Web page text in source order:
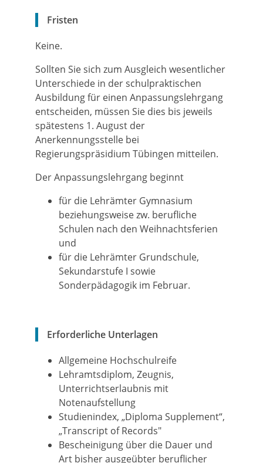
Fristen
Keine.
Sollten Sie sich zum Ausgleich wesentlicher
Unterschiede in der schulpraktischen
Ausbildung für einen Anpassungslehrgang
entscheiden, müssen Sie dies bis jeweils
spätestens 1. August der
Anerkennungsstelle bei
Regierungspräsidium Tübingen mitteilen.
Der Anpassungslehrgang beginnt
für die Lehrämter Gymnasium
beziehungsweisezw. berufliche
Schulen nach den Weihnachtsferien
und
für die Lehrämter Grundschule,
Sekundarstufe I sowie
Sonderpädagogik im Februar.
Erforderliche Unterlagen
Allgemeine Hochschulreife
Lehramtsdiplom, Zeugnis,
Unterrichtserlaubnis mit
Notenaufstellung
Studienindex, „Diploma Supplement“,
„Transcript of Records"
Bescheinigung über die Dauer und
Art bisher ausgeübter beruflicher